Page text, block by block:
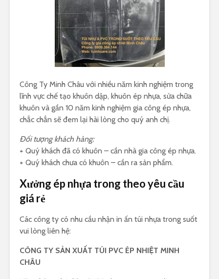
Công Ty Minh Châu với nhiều năm kinh nghiệm trong
lĩnh vực chế tạo khuôn dập, khuôn ép nhựa, sửa chữa
khuôn và gần 10 năm kinh nghiệm gia công ép nhựa,
chắc chắn sẽ đem lại hài lòng cho quý anh chị.
Đối tượng khách hàng:
+ Quý khách đã có khuôn – cần nhà gia công ép nhựa.
+ Quý khách chưa có khuôn – cần ra sản phẩm.
Xưởng ép nhựa trong theo yêu cầu
giá rẻ
Các công ty có nhu cầu nhận in ấn túi nhựa trong suốt
vui lòng liên hệ:
CÔNG TY SẢN XUẤT TÚI PVC ÉP NHIỆT MINH
CHÂU